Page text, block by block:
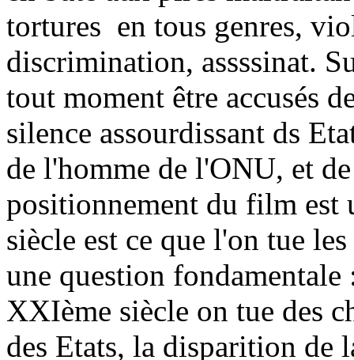
tortures en tous genres,
discrimination, assssinat.
tout moment être accusés
silence assourdissant ds
de l'homme de l'ONU, et
positionnement du film est
siècle est ce que l'on tue
une question
XXIème siècle on tue des
des Etats, la disparition de